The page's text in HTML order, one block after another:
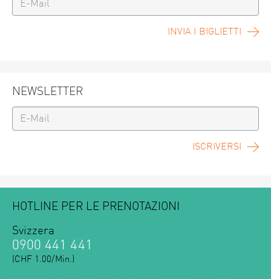
INVIA I BIGLIETTI
NEWSLETTER
ISCRIVERSI
HOTLINE PER LE PRENOTAZIONI
Svizzera
0900 441 441
(CHF 1.00/Min.)